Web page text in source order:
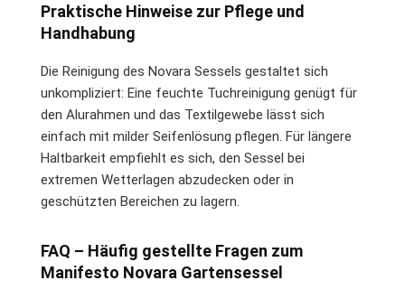
Praktische Hinweise zur Pflege und
Handhabung
Die Reinigung des Novara Sessels gestaltet sich
unkompliziert: Eine feuchte Tuchreinigung genügt für
den Alurahmen und das Textilgewebe lässt sich
einfach mit milder Seifenlösung pflegen. Für längere
Haltbarkeit empfiehlt es sich, den Sessel bei
extremen Wetterlagen abzudecken oder in
geschützten Bereichen zu lagern.
FAQ – Häufig gestellte Fragen zum
Manifesto Novara Gartensessel